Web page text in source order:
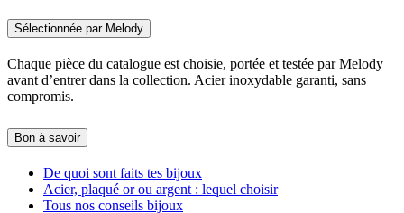
Sélectionnée par Melody
Chaque pièce du catalogue est choisie, portée et testée par Melody
avant d’entrer dans la collection. Acier inoxydable garanti, sans
compromis.
Bon à savoir
De quoi sont faits tes bijoux
Acier, plaqué or ou argent : lequel choisir
Tous nos conseils bijoux